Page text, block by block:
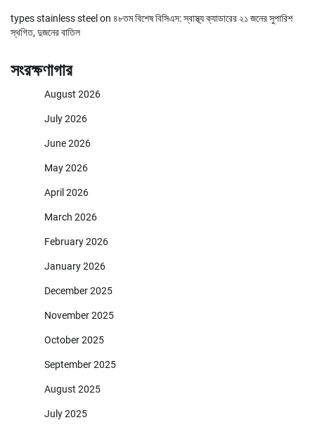
types stainless steelon ৪৮তম বিশেষ বিসিএস: স্বাস্থ্য ক্যাডারের ২১ জনের সুপারিশ
স্থগিত, দুজনের বাতিল
সংরক্ষণাগার
August 2026
July 2026
June 2026
May 2026
April 2026
March 2026
February 2026
January 2026
December 2025
November 2025
October 2025
September 2025
August 2025
July 2025